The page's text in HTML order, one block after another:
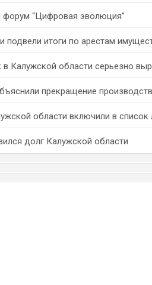
форум “Цифровая эволюция”
подвели итоги по арестам
Калужской области серьезно
прекращение
области включили в список
долг Калужской области